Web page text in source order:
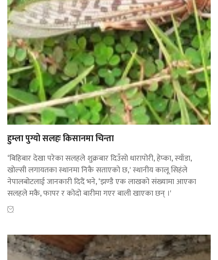
हुम्ला पुग्यो सलहः किसानमा चिन्ता
‘बिहिबार देखा परेका सलहले शुक्रबार दिउँसो धारापोरी, हेप्का, स्याँडा,
खोल्सी लगायतका स्थानमा निकै सताएको छ,' स्थानीय कालू सिहंले
नेपालबोटलाई जानकारी दिदैं भने, ‘झण्डै एक लाखको संख्यामा आएका
सलहले मकै, फापर र कोदो बारीमा गएर बाली खाएका छन् ।'